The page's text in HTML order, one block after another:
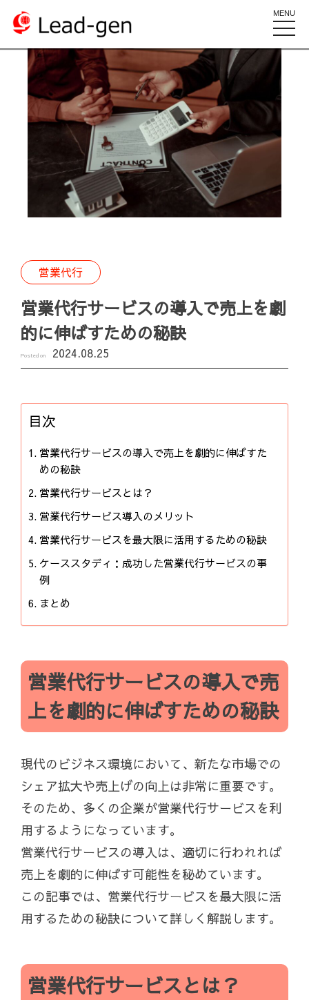
MENU
toggle
営業代行
営業代行サービスの導入で売上を劇
的に伸ばすための秘訣
Posted on 2024.08.25
目次
営業代行サービスの導入で売上を劇的に伸ばすた
めの秘訣
営業代行サービスとは？
営業代行サービス導入のメリット
営業代行サービスを最大限に活用するための秘訣
ケーススタディ：成功した営業代行サービスの事
例
まとめ
営業代行サービスの導入で売
上を劇的に伸ばすための秘訣
現代のビジネス環境において、新たな市場での
シェア拡大や売上げの向上は非常に重要です。
そのため、多くの企業が営業代行サービスを利
用するようになっています。
営業代行サービスの導入は、適切に行われれば
売上を劇的に伸ばす可能性を秘めています。
この記事では、営業代行サービスを最大限に活
用するための秘訣について詳しく解説します。
営業代行サービスとは？